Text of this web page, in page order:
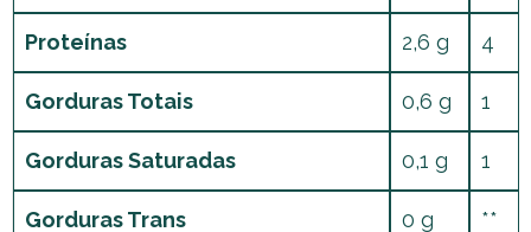
Proteínas 2,6 g 4
Gorduras Totais 0,6 g 1
Gorduras Saturadas 0,1 g 1
Gorduras Trans 0 g **